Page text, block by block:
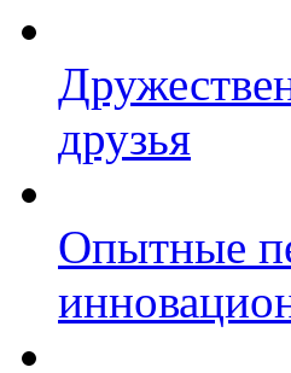
друзья
Опытные